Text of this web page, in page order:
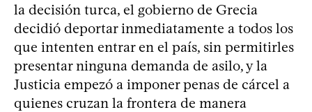
la decisión turca, el gobierno de Grecia
decidió deportar inmediatamente a todos los
que intenten entrar en el país, sin permitirles
presentar ninguna demanda de asilo, y la
Justicia empezó a imponer penas de cárcel a
quienes cruzan la frontera de manera